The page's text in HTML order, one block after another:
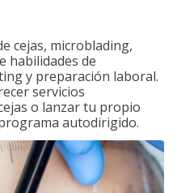
cejas, microblading,
habilidades de
y preparación laboral.
servicios
o lanzar tu propio
autodirigido.